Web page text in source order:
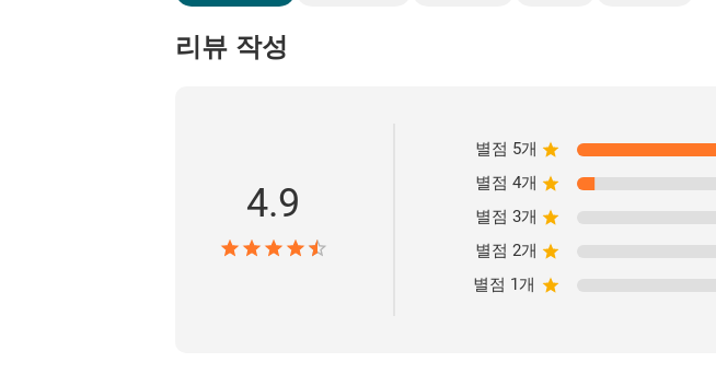
리뷰 작성
4.9
별점 5개
별점 4개
별점 3개
별점 2개
별점 1개